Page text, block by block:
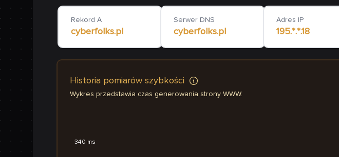
Rekord A
cyberfolks.pl
Serwer DNS
cyberfolks.pl
Adres IP
195.*.*.18
Historia pomiarów szybkości
Wykres przedstawia czas generowania strony WWW.
340 ms